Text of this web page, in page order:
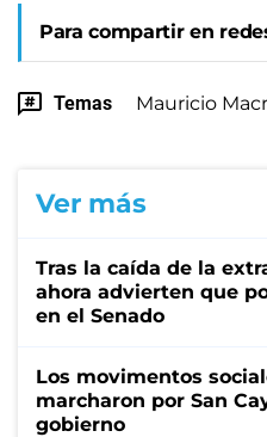
Para compartir en
Temas Mauricio
Ver más
Tras la caída de la
ahora advierten que
en el Senado
Los movimentos
marcharon por San
gobierno